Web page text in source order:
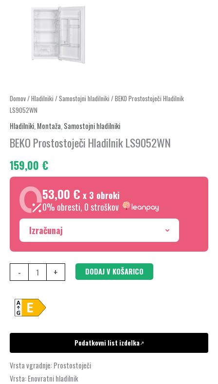
Domov/Hladilniki /Samostojni hladilniki / BEKO Prostostoječi Hladilnik
LS9052WN
Hladilniki, Montaža, Samostojni hladilniki
BEKO Prostostoječi Hladilnik LS9052WN
159,00 €
53,00 € x 3 obroki
0% obresti, 0 stroškov
Izračunaj
-
BEKO
Prostostoječi
Hladilnik
LS9052WN
+ DODAJ V KOŠARICO
Podatkovni list izdelka↗
Vrsta vgradnje:Prostostoječi
Vrsta:Enovratni hladilnik